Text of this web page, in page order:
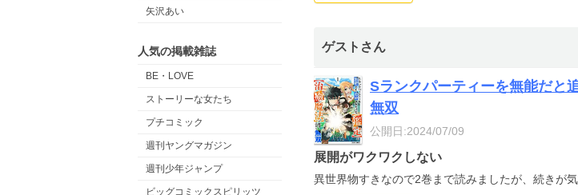
矢沢あい
人気の掲載雑誌
BE・LOVE
ストーリーな女たち
プチコミック
週刊ヤングマガジン
週刊少年ジャンプ
ビッグコミックスピリッツ
ゲストさん
Sランクパーティーを無能だと
無双
公開日:2024/07/09
展開がワクワクしない
異世界物すきなので2巻まで読みましたが、続きが